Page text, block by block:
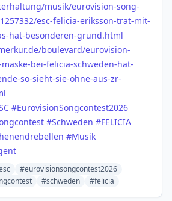
musik/eurovision-song-
esc-felicia-eriksson-trat-mit-
hat-besonderen-grund.html
boulevard/eurovision-
bei-felicia-schweden-hat-
so-sieht-sie-ohne-aus-zr-
#EurovisionSongcontest2026
#Schweden #FELICIA
#Musik
#eurovisionsongcontest2026
#schweden #felicia